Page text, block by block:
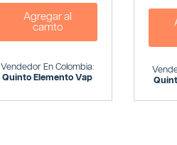
Agregar al
carrito
Vendedor En Colombia:
Quinto Elemento Vap